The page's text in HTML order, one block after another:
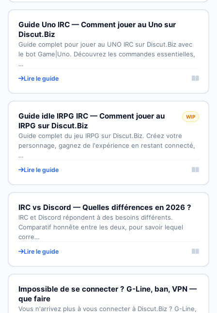
Guide Uno IRC — Comment jouer au Uno sur
Discut.Biz
Guide complet pour jouer au UNO IRC sur Discut.Biz avec
le bot Game|Uno. Découvrez les commandes essentielles,
…
Lire le guide
Guide idle IRPG IRC — Comment jouer au
IRPG sur Discut.Biz
WIP
Guide complet du jeu IRPG sur Discut.Biz. Créez votre
personnage, gagnez de l'expérience en restant connecté,
…
Lire le guide
IRC vs Discord — Quelles différences en 2026 ?
IRC et Discord répondent à des besoins différents.
Comparatif honnête entre les deux, pour savoir lequel
corre…
Lire le guide
Impossible de se connecter ? G-Line, ban, VPN —
que faire
Vous n'arrivez plus à vous connecter à Discut.Biz ? G-Line,